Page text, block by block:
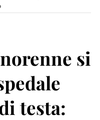
si
testa: